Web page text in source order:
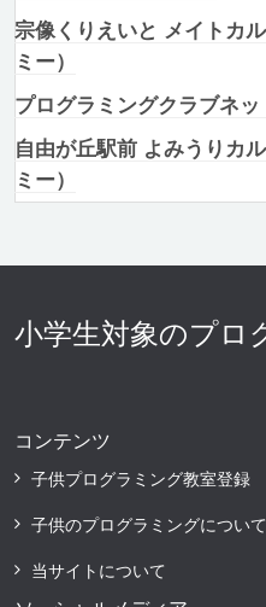
宗像くりえいと メイトカ
ミー）
プログラミングクラブネッ
自由が丘駅前 よみうりカ
ミー）
小学生対象のプロ
コンテンツ
子供プログラミング教室登録
子供のプログラミングについて
当サイトについて